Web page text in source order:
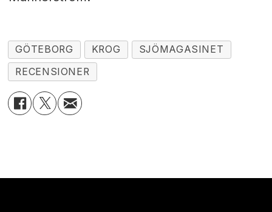
GÖTEBORG KROG
SJÖMAGASINET
RECENSIONER